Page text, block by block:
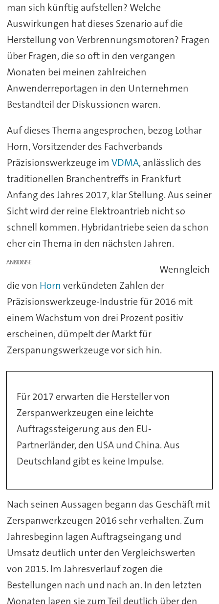
man sich künftig aufstellen? Welche
Auswirkungen hat dieses Szenario auf die
Herstellung von Verbrennungsmotoren? Fragen
über Fragen, die so oft in den vergangen
Monaten bei meinen zahlreichen
Anwenderreportagen in den Unternehmen
Bestandteil der Diskussionen waren.
Auf dieses Thema angesprochen, bezog Lothar
Horn, Vorsitzender des Fachverbands
Präzisionswerkzeuge im VDMA, anlässlich des
traditionellen Branchentreffs in Frankfurt
Anfang des Jahres 2017, klar Stellung. Aus seiner
Sicht wird der reine Elektroantrieb nicht so
schnell kommen. Hybridantriebe seien da schon
eher ein Thema in den nächsten Jahren.
ANZEIGE
Wenngleich
die von Horn verkündeten Zahlen der
Präzisionswerkzeuge-Industrie für 2016 mit
einem Wachstum von drei Prozent positiv
erscheinen, dümpelt der Markt für
Zerspanungswerkzeuge vor sich hin.
Für 2017 erwarten die Hersteller von
Zerspanwerkzeugen eine leichte
Auftragssteigerung aus den EU-
Partnerländer, den USA und China. Aus
Deutschland gibt es keine Impulse.
Nach seinen Aussagen begann das Geschäft mit
Zerspanwerkzeugen 2016 sehr verhalten. Zum
Jahresbeginn lagen Auftragseingang und
Umsatz deutlich unter den Vergleichswerten
von 2015. Im Jahresverlauf zogen die
Bestellungen nach und nach an. In den letzten
Monaten lagen sie zum Teil deutlich über den